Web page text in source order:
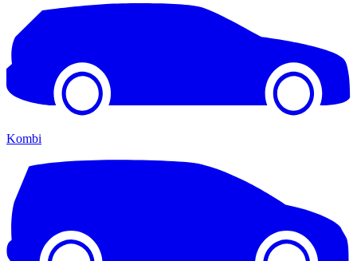
Kombi